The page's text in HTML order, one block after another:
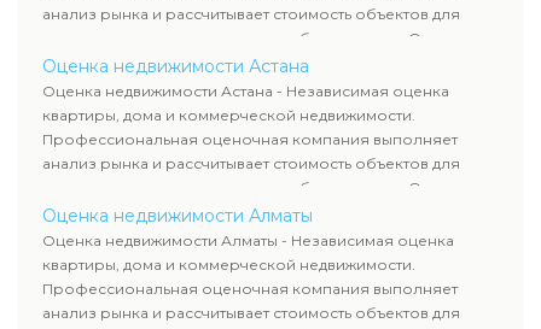
анализ рынка и рассчитывает стоимость объектов для
продажи, ипотеки, аренды и судебных споров. Оценка
недвижимости включает современные методы и
гарантирует объективные результаты. Отчеты
используются для банков, судов и страховых компаний по
всему Казахстану.
Оценка недвижимости Астана
Оценка недвижимости Астана - Независимая оценка
квартиры, дома и коммерческой недвижимости.
Профессиональная оценочная компания выполняет
анализ рынка и рассчитывает стоимость объектов для
продажи, ипотеки, аренды и судебных споров. Оценка
недвижимости включает современные методы и
гарантирует объективные результаты. Отчеты
используются для банков, судов и страховых компаний по
всему Казахстану.
Оценка недвижимости Алматы
Оценка недвижимости Алматы - Независимая оценка
квартиры, дома и коммерческой недвижимости.
Профессиональная оценочная компания выполняет
анализ рынка и рассчитывает стоимость объектов для